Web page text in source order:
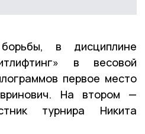
в дисциплине
в весовой
первое место
На втором —
турнира Никита